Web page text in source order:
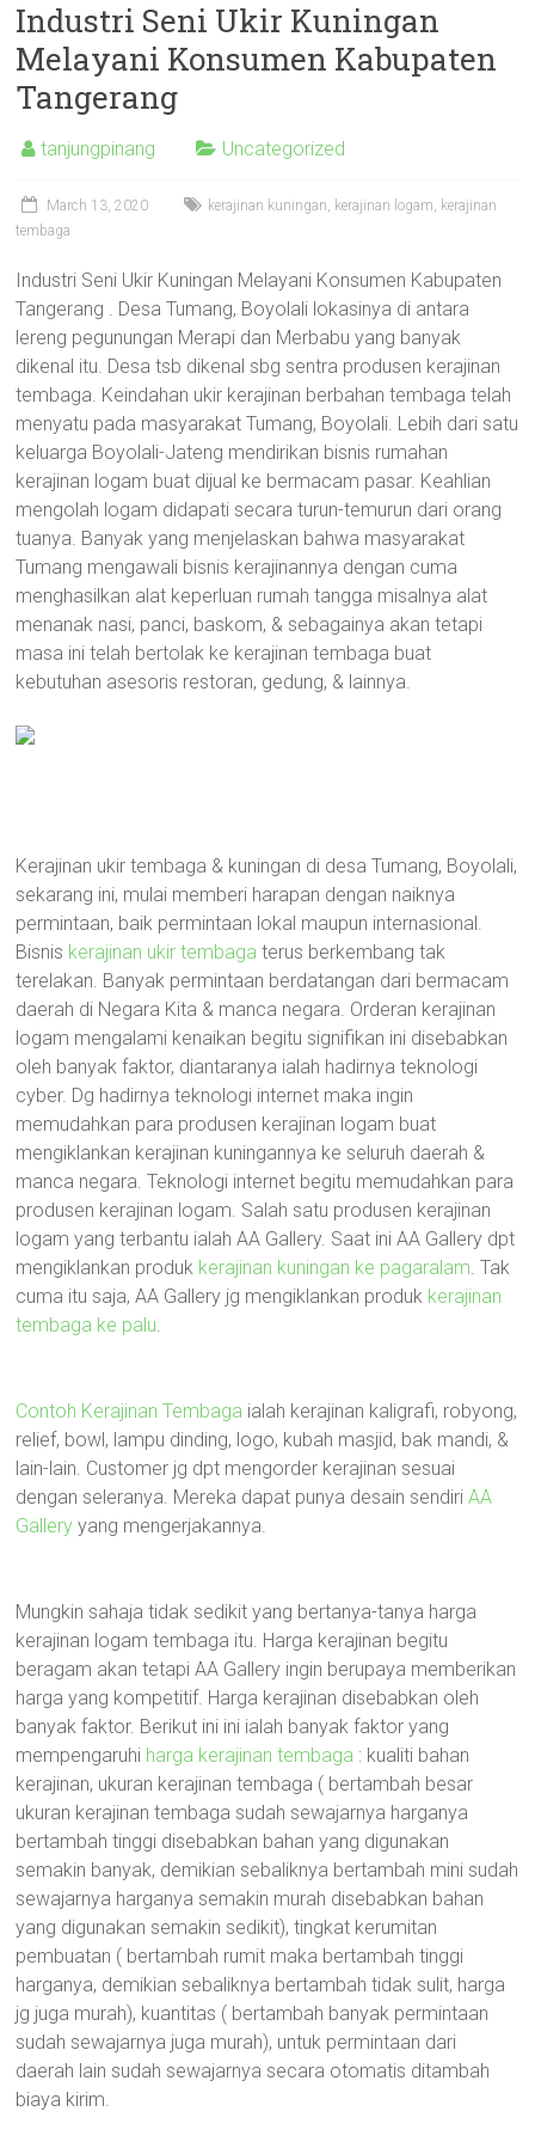
Industri Seni Ukir Kuningan
Melayani Konsumen Kabupaten
Tangerang
tanjungpinang Uncategorized
March 13, 2020 kerajinan kuningan, kerajinan logam, kerajinan
tembaga
Industri Seni Ukir Kuningan Melayani Konsumen Kabupaten
Tangerang . Desa Tumang, Boyolali lokasinya di antara
lereng pegunungan Merapi dan Merbabu yang banyak
dikenal itu. Desa tsb dikenal sbg sentra produsen kerajinan
tembaga. Keindahan ukir kerajinan berbahan tembaga telah
menyatu pada masyarakat Tumang, Boyolali. Lebih dari satu
keluarga Boyolali-Jateng mendirikan bisnis rumahan
kerajinan logam buat dijual ke bermacam pasar. Keahlian
mengolah logam didapati secara turun-temurun dari orang
tuanya. Banyak yang menjelaskan bahwa masyarakat
Tumang mengawali bisnis kerajinannya dengan cuma
menghasilkan alat keperluan rumah tangga misalnya alat
menanak nasi, panci, baskom, & sebagainya akan tetapi
masa ini telah bertolak ke kerajinan tembaga buat
kebutuhan asesoris restoran, gedung, & lainnya.
Kerajinan ukir tembaga & kuningan di desa Tumang, Boyolali,
sekarang ini, mulai memberi harapan dengan naiknya
permintaan, baik permintaan lokal maupun internasional.
Bisnis kerajinan ukir tembaga terus berkembang tak
terelakan. Banyak permintaan berdatangan dari bermacam
daerah di Negara Kita & manca negara. Orderan kerajinan
logam mengalami kenaikan begitu signifikan ini disebabkan
oleh banyak faktor, diantaranya ialah hadirnya teknologi
cyber. Dg hadirnya teknologi internet maka ingin
memudahkan para produsen kerajinan logam buat
mengiklankan kerajinan kuningannya ke seluruh daerah &
manca negara. Teknologi internet begitu memudahkan para
produsen kerajinan logam. Salah satu produsen kerajinan
logam yang terbantu ialah AA Gallery. Saat ini AA Gallery dpt
mengiklankan produk kerajinan kuningan ke pagaralam. Tak
cuma itu saja, AA Gallery jg mengiklankan produk kerajinan
tembaga ke palu.
Contoh Kerajinan Tembaga ialah kerajinan kaligrafi, robyong,
relief, bowl, lampu dinding, logo, kubah masjid, bak mandi, &
lain-lain. Customer jg dpt mengorder kerajinan sesuai
dengan seleranya. Mereka dapat punya desain sendiriAA
Gallery yang mengerjakannya.
Mungkin sahaja tidak sedikit yang bertanya-tanya harga
kerajinan logam tembaga itu. Harga kerajinan begitu
beragam akan tetapi AA Gallery ingin berupaya memberikan
harga yang kompetitif. Harga kerajinan disebabkan oleh
banyak faktor. Berikut ini ini ialah banyak faktor yang
mempengaruhi harga kerajinan tembaga : kualiti bahan
kerajinan, ukuran kerajinan tembaga ( bertambah besar
ukuran kerajinan tembaga sudah sewajarnya harganya
bertambah tinggi disebabkan bahan yang digunakan
semakin banyak, demikian sebaliknya bertambah mini sudah
sewajarnya harganya semakin murah disebabkan bahan
yang digunakan semakin sedikit), tingkat kerumitan
pembuatan ( bertambah rumit maka bertambah tinggi
harganya, demikian sebaliknya bertambah tidak sulit, harga
jg juga murah), kuantitas ( bertambah banyak permintaan
sudah sewajarnya juga murah), untuk permintaan dari
daerah lain sudah sewajarnya secara otomatis ditambah
biaya kirim.